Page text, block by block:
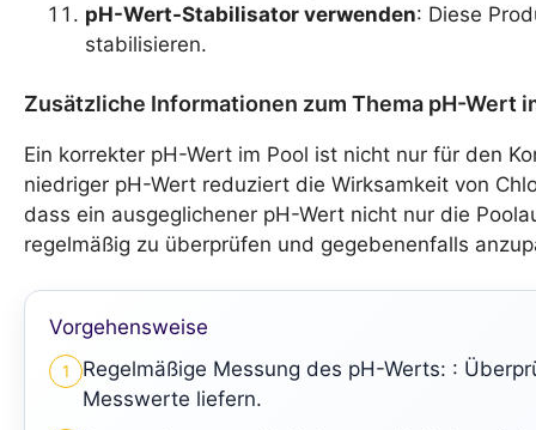
pH-Wert-Stabilisator verwenden: Diese
stabilisieren.
Zusätzliche Informationen zum Thema pH-Wert
Ein korrekter pH-Wert im Pool ist nicht nur für den
niedriger pH-Wert reduziert die Wirksamkeit von
dass ein ausgeglichener pH-Wert nicht nur die
regelmäßig zu überprüfen und gegebenenfalls
Vorgehensweise
1
Regelmäßige Messung des pH-Werts: :
Messwerte liefern.